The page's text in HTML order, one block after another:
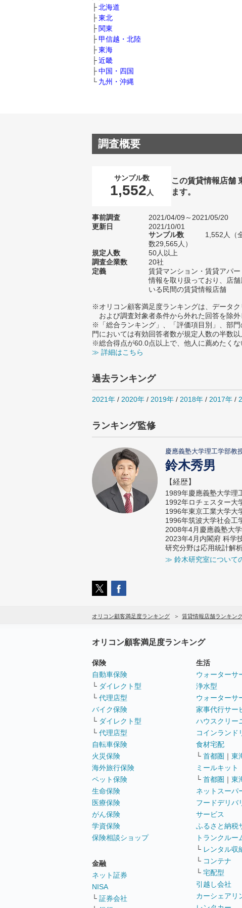
北海道
東北
関東
甲信越・北陸
東海
近畿
中国・四国
九州・沖縄
調査概要
サンプル数
1,552 人
この賃貸情報店舗
ます。
事前調査
2021/04/09～2021/05/20
更新日
2021/10/01
サンプル数
1,552人（
数29,565人）
規定人数
50人以上
調査企業数
20社
定義
賃貸マンション・賃貸アパ
情報を取り扱っており、店
いる民間の賃貸情報店舗
※オリコン顧客満足度ランキングは、データ
および調査対象者条件から外れた回答を除外
※「総合ランキング」、「評価項目別」、部
門においては有効回答者数が規定人数の半数
※総合得点が60.0点以上で、他人に薦めたく
≫ 詳細はこちら
過去ランキング
2021年 / 2020年 / 2019年 / 2018年 / 2017年 /
ランキング監修
慶應義塾大学理工学部教
鈴木秀男
【経歴】
1989年慶應義塾大学理
1992年ロチェスター大
1996年東京工業大学大
1996年筑波大学社会工
2008年4月慶應義塾大
2023年4月内閣府 科学
研究分野は応用統計解
≫ 鈴木研究室について
オリコン顧客満足度ランキング 賃貸情報店舗ランキン
オリコン顧客満足度ランキング
保険
自動車保険
└ ダイレクト型
└ 代理店型
バイク保険
└ ダイレクト型
└ 代理店型
自転車保険
火災保険
海外旅行保険
ペット保険
生命保険
医療保険
がん保険
学資保険
保険相談ショップ
金融
ネット証券
NISA
└ 証券会社
生活
ウォーターサ
浄水型
ウォーターサ
家事代行サー
ハウスクリー
コインランド
食材宅配
└ 首都圏 ｜ 東
ミールキット
└ 首都圏 ｜ 東
ネットスーパ
フードデリバ
サービス
ふるさと納税
トランクルー
└ レンタル収
└ コンテナ
└ 宅配型
引越し会社
カーシェアリ